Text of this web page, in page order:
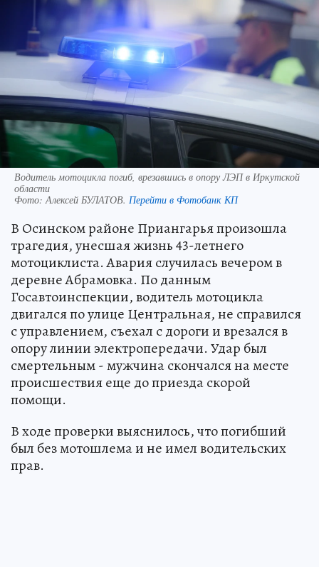
Водитель мотоцикла погиб, врезавшись в опору ЛЭП в Иркутской
области
Фото: Алексей БУЛАТОВ. Перейти в Фотобанк КП
В Осинском районе Приангарья произошла
трагедия, унесшая жизнь 43-летнего
мотоциклиста. Авария случилась вечером в
деревне Абрамовка. По данным
Госавтоинспекции, водитель мотоцикла
двигался по улице Центральная, не справился
с управлением, съехал с дороги и врезался в
опору линии электропередачи. Удар был
смертельным - мужчина скончался на месте
происшествия еще до приезда скорой
помощи.
В ходе проверки выяснилось, что погибший
был без мотошлема и не имел водительских
прав.